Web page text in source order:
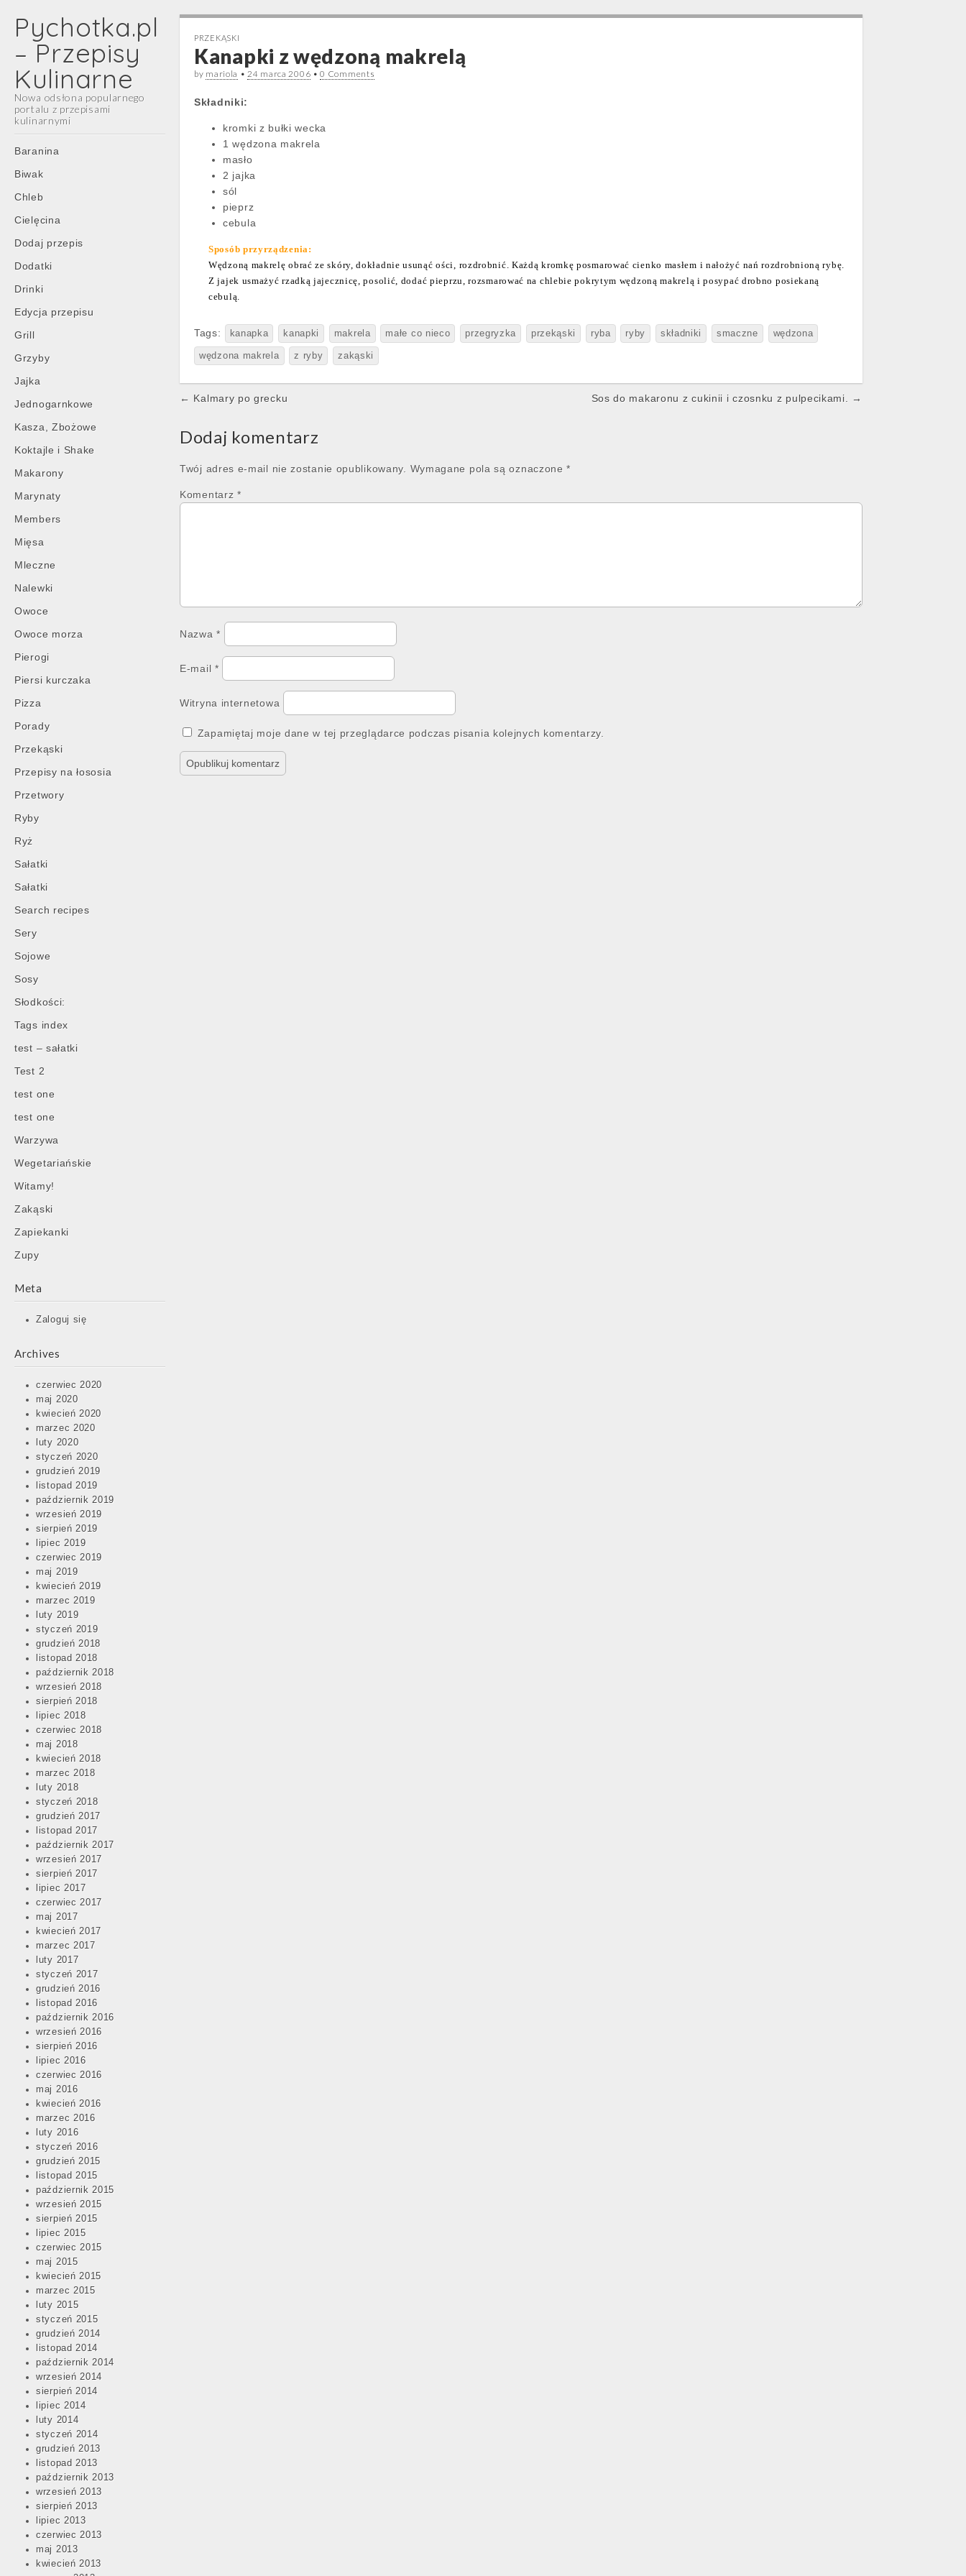
Pychotka.pl
– Przepisy
Kulinarne
Nowa odsłona popularnego
portalu z przepisami
kulinarnymi
Main
menu
Skip
content
Baranina
Biwak
Chleb
Cielęcina
Dodaj przepis
Dodatki
Drinki
Edycja przepisu
Grill
Grzyby
Jajka
Jednogarnkowe
Kasza, Zbożowe
Koktajle i Shake
Makarony
Marynaty
Members
Mięsa
Mleczne
Nalewki
Owoce
Owoce morza
Pierogi
Piersi kurczaka
Pizza
Porady
Przekąski
Przepisy na łososia
Przetwory
Ryby
Ryż
Sałatki
Sałatki
Search recipes
Sery
Sojowe
Sosy
Słodkości:
Tags index
test – sałatki
Test 2
test one
test one
Warzywa
Wegetariańskie
Witamy!
Zakąski
Zapiekanki
Zupy
Meta
Zaloguj się
Archives
czerwiec 2020
maj 2020
kwiecień 2020
marzec 2020
luty 2020
styczeń 2020
grudzień 2019
listopad 2019
październik 2019
wrzesień 2019
sierpień 2019
lipiec 2019
czerwiec 2019
maj 2019
kwiecień 2019
marzec 2019
luty 2019
styczeń 2019
grudzień 2018
listopad 2018
październik 2018
wrzesień 2018
sierpień 2018
lipiec 2018
czerwiec 2018
maj 2018
kwiecień 2018
marzec 2018
luty 2018
styczeń 2018
grudzień 2017
listopad 2017
październik 2017
wrzesień 2017
sierpień 2017
lipiec 2017
czerwiec 2017
maj 2017
kwiecień 2017
marzec 2017
luty 2017
styczeń 2017
grudzień 2016
listopad 2016
październik 2016
wrzesień 2016
sierpień 2016
lipiec 2016
czerwiec 2016
maj 2016
kwiecień 2016
marzec 2016
luty 2016
styczeń 2016
grudzień 2015
listopad 2015
październik 2015
wrzesień 2015
sierpień 2015
lipiec 2015
czerwiec 2015
maj 2015
kwiecień 2015
marzec 2015
luty 2015
styczeń 2015
grudzień 2014
listopad 2014
październik 2014
wrzesień 2014
sierpień 2014
lipiec 2014
luty 2014
styczeń 2014
grudzień 2013
listopad 2013
październik 2013
wrzesień 2013
sierpień 2013
lipiec 2013
czerwiec 2013
maj 2013
kwiecień 2013
PRZEKĄSKI
Kanapki z wędzoną makrelą
by mariola •24 marca 2006 •0 Comments
Składniki:
kromki z bułki wecka
1 wędzona makrela
masło
2 jajka
sól
pieprz
cebula
Sposób przyrządzenia:
Wędzoną makrelę obrać ze skóry, dokładnie usunąć ości, rozdrobnić. Każdą kromkę posmarować cienko masłem i nałożyć nań rozdrobnioną rybę.
Z jajek usmażyć rzadką jajecznicę, posolić, dodać pieprzu, rozsmarować na chlebie pokrytym wędzoną makrelą i posypać drobno posiekaną
cebulą.
Tags: kanapka kanapki makrela małe co nieco przegryzka przekąski ryba ryby składniki smaczne wędzona
wędzona makrela z ryby zakąski
Post
← Kalmary po grecku Sos do makaronu z cukinii i czosnku z pulpecikami. →
Dodaj komentarz
Twój adres e-mail nie zostanie opublikowany. Wymagane pola są oznaczone*
Komentarz *
Nazwa*
E-mail *
Witryna internetowa
Zapamiętaj moje dane w tej przeglądarce podczas pisania kolejnych komentarzy.